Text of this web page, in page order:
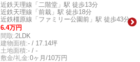
近鉄天理線「二階堂」駅 徒歩13分
近鉄天理線「前栽」駅 徒歩18分
近鉄橿原線「ファミリー公園前」駅 徒歩43分
6.4万円
間取:2LDK
建物面積:- / 17.14坪
土地面積:- / -
敷金/礼金:0ヶ月/10万円